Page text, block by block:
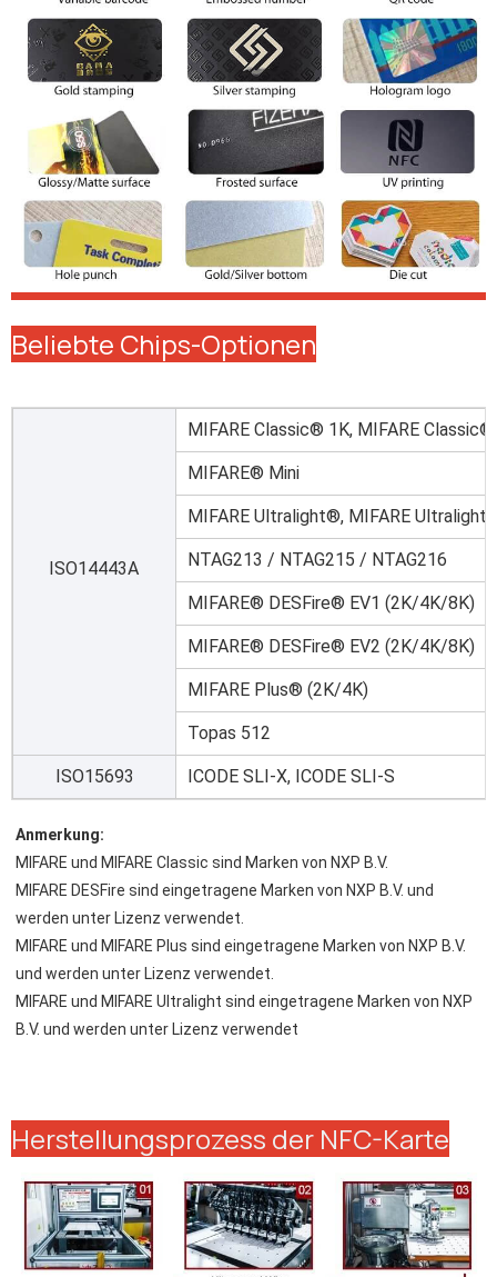
Beliebte Chips-Optionen
ISO14443A
MIFARE Classic® 1K, MIFARE
MIFARE® Mini
MIFARE Ultralight®, MIFARE
NTAG213 / NTAG215 / NTAG216
MIFARE® DESFire® EV1 (2K/4K/8K)
MIFARE® DESFire® EV2 (2K/4K/8K)
MIFARE Plus® (2K/4K)
Topas 512
ISO15693 ICODE SLI-X, ICODE SLI-S
Anmerkung:
MIFARE und MIFARE Classic sind Marken von NXP B.V.
MIFARE DESFire sind eingetragene Marken von NXP B.V. und
werden unter Lizenz verwendet.
MIFARE und MIFARE Plus sind eingetragene Marken von NXP B.V.
und werden unter Lizenz verwendet.
MIFARE und MIFARE Ultralight sind eingetragene Marken von NXP
B.V. und werden unter Lizenz verwendet
Herstellungsprozess der NFC-Karte